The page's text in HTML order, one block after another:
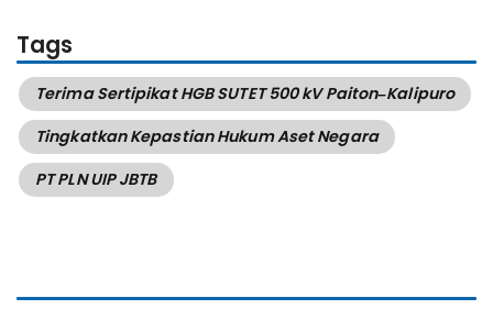
Tags
Terima Sertipikat HGB SUTET 500 kV Paiton–Kalipuro
Tingkatkan Kepastian Hukum Aset Negara
PT PLN UIP JBTB